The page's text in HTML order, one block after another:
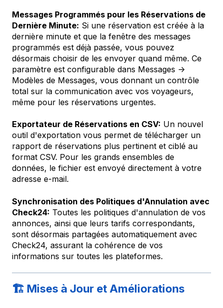
Messages Programmés pour les Réservations de
Dernière Minute: Si une réservation est créée à la
dernière minute et que la fenêtre des messages
programmés est déjà passée, vous pouvez
désormais choisir de les envoyer quand même. Ce
paramètre est configurable dans Messages →
Modèles de Messages, vous donnant un contrôle
total sur la communication avec vos voyageurs,
même pour les réservations urgentes.
Exportateur de Réservations en CSV: Un nouvel
outil d'exportation vous permet de télécharger un
rapport de réservations plus pertinent et ciblé au
format CSV. Pour les grands ensembles de
données, le fichier est envoyé directement à votre
adresse e-mail.
Synchronisation des Politiques d'Annulation avec
Check24: Toutes les politiques d'annulation de vos
annonces, ainsi que leurs tarifs correspondants,
sont désormais partagées automatiquement avec
Check24, assurant la cohérence de vos
informations sur toutes les plateformes.
🏗️ Mises à Jour et Améliorations